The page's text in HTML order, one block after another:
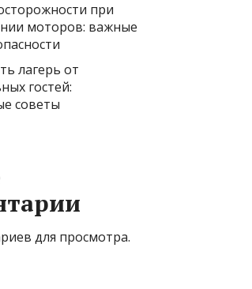
при
моторов: важные
лагерь от
гостей:
советы
для просмотра.